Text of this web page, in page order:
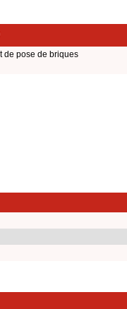
de pose de briques